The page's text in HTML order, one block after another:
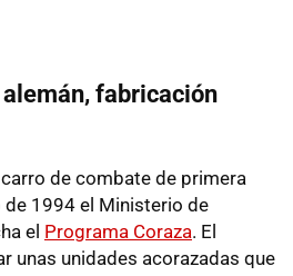
alemán, fabricación
de combate de primera
de 1994 el Ministerio de
el Programa Coraza. El
unas unidades acorazadas que